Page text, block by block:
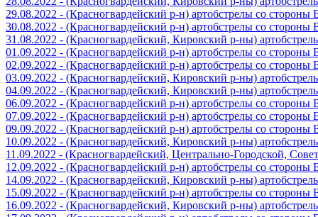
29.08.2022 - (Красногвардейский р-н) артобстрелы со
30.08.2022 - (Красногвардейский р-н) артобстрелы со
31.08.2022 - (Красногвардейский, Кировский р-ны)
01.09.2022 - (Красногвардейский р-н) артобстрелы со
02.09.2022 - (Красногвардейский р-н) артобстрелы со
03.09.2022 - (Красногвардейский, Кировский р-ны)
04.09.2022 - (Красногвардейский, Кировский р-ны)
06.09.2022 - (Красногвардейский р-н) артобстрелы со
07.09.2022 - (Красногвардейский р-н) артобстрелы со
09.09.2022 - (Красногвардейский р-н) артобстрелы со
10.09.2022 - (Красногвардейский, Кировский р-ны)
11.09.2022 - (Красногвардейский, Центрально-Городской,
12.09.2022 - (Красногвардейский р-н) артобстрелы со
14.09.2022 - (Красногвардейский, Кировский р-ны)
15.09.2022 - (Красногвардейский р-н) артобстрелы со
16.09.2022 - (Красногвардейский, Кировский р-ны)